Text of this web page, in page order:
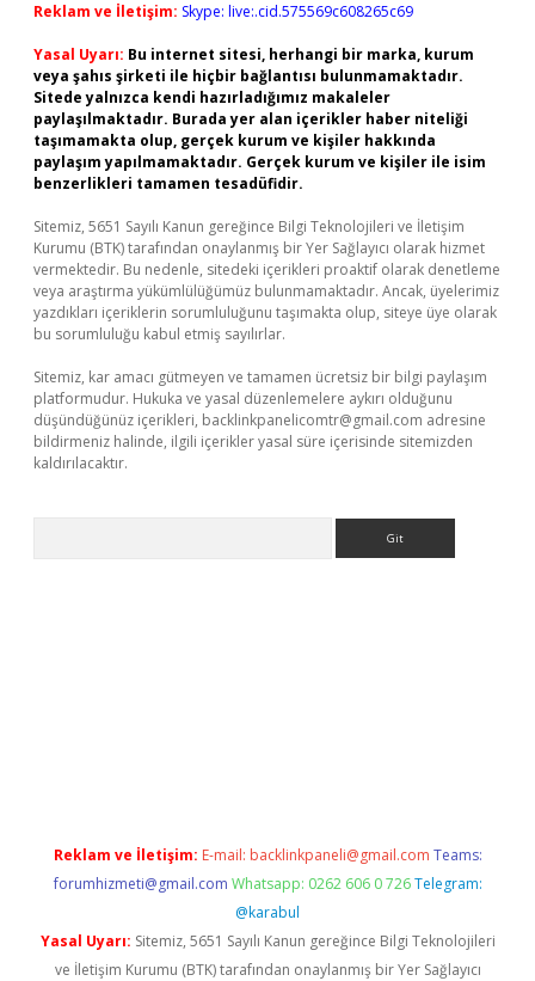
Reklam ve İletişim: Skype: live:.cid.575569c608265c69
Yasal Uyarı: Bu internet sitesi, herhangi bir marka, kurum
veya şahıs şirketi ile hiçbir bağlantısı bulunmamaktadır.
Sitede yalnızca kendi hazırladığımız makaleler
paylaşılmaktadır. Burada yer alan içerikler haber niteliği
taşımamakta olup, gerçek kurum ve kişiler hakkında
paylaşım yapılmamaktadır. Gerçek kurum ve kişiler ile isim
benzerlikleri tamamen tesadüfidir.
Sitemiz, 5651 Sayılı Kanun gereğince Bilgi Teknolojileri ve İletişim
Kurumu (BTK) tarafından onaylanmış bir Yer Sağlayıcı olarak hizmet
vermektedir. Bu nedenle, sitedeki içerikleri proaktif olarak denetleme
veya araştırma yükümlülüğümüz bulunmamaktadır. Ancak, üyelerimiz
yazdıkları içeriklerin sorumluluğunu taşımakta olup, siteye üye olarak
bu sorumluluğu kabul etmiş sayılırlar.
Sitemiz, kar amacı gütmeyen ve tamamen ücretsiz bir bilgi paylaşım
platformudur. Hukuka ve yasal düzenlemelere aykırı olduğunu
düşündüğünüz içerikleri, backlinkpanelicomtr@gmail.com adresine
bildirmeniz halinde, ilgili içerikler yasal süre içerisinde sitemizden
kaldırılacaktır.
Reklam ve İletişim: E-mail: backlinkpaneli@gmail.com Teams:
forumhizmeti@gmail.com Whatsapp: 0262 606 0 726 Telegram:
@karabul
Yasal Uyarı: Sitemiz, 5651 Sayılı Kanun gereğince Bilgi Teknolojileri
ve İletişim Kurumu (BTK) tarafından onaylanmış bir Yer Sağlayıcı